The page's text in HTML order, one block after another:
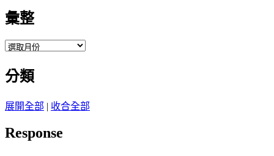
彙整
彙
分類
展開全部 | 收合全部
Response